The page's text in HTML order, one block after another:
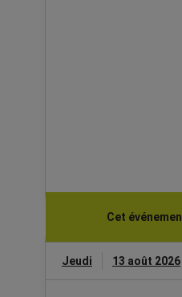
Cet
Jeudi 13 août 2026